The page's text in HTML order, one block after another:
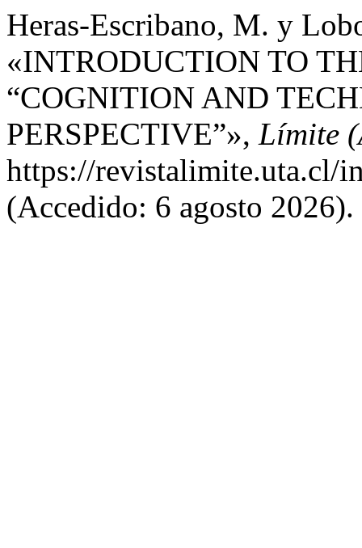
Heras-Escribano, M. y
«INTRODUCTION TO
“COGNITION AND
PERSPECTIVE”», Límite
https://revistalimite.uta.cl/
(Accedido: 6 agosto 2026).